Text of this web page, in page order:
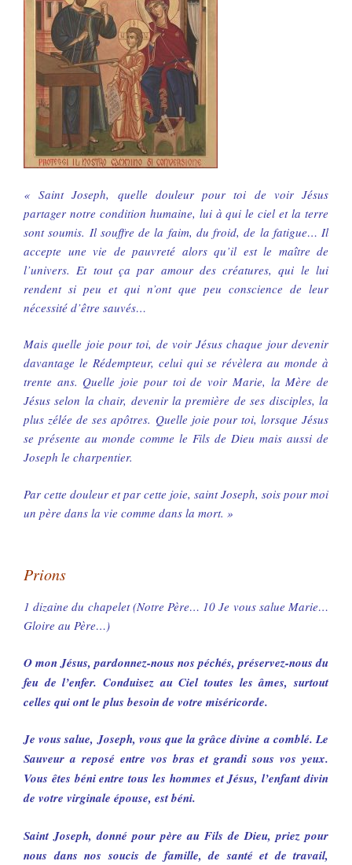
« Saint Joseph, quelle douleur pour toi de voir Jésus
partager notre condition humaine, lui à qui le ciel et la terre
sont soumis. Il souffre de la faim, du froid, de la fatigue… Il
accepte une vie de pauvreté alors qu’il est le maître de
l’univers. Et tout ça par amour des créatures, qui le lui
rendent si peu et qui n’ont que peu conscience de leur
nécessité d’être sauvés…
Mais quelle joie pour toi, de voir Jésus chaque jour devenir
davantage le Rédempteur, celui qui se révèlera au monde à
trente ans. Quelle joie pour toi de voir Marie, la Mère de
Jésus selon la chair, devenir la première de ses disciples, la
plus zélée de ses apôtres. Quelle joie pour toi, lorsque Jésus
se présente au monde comme le Fils de Dieu mais aussi de
Joseph le charpentier.
Par cette douleur et par cette joie, saint Joseph, sois pour moi
un père dans la vie comme dans la mort. »
Prions
1 dizaine du chapelet (Notre Père… 10 Je vous salue Marie…
Gloire au Père…)
O mon Jésus, pardonnez-nous nos péchés, préservez-nous du
feu de l’enfer. Conduisez au Ciel toutes les âmes, surtout
celles qui ont le plus besoin de votre miséricorde.
Je vous salue, Joseph, vous que la grâce divine a comblé. Le
Sauveur a reposé entre vos bras et grandi sous vos yeux.
Vous êtes béni entre tous les hommes et Jésus, l’enfant divin
de votre virginale épouse, est béni.
Saint Joseph, donné pour père au Fils de Dieu, priez pour
nous dans nos soucis de famille, de santé et de travail,